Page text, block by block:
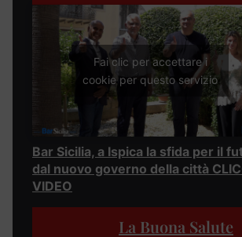
Fai clic per accettare i
cookie per questo servizio
Bar Sicilia, a Ispica la sfida per il
dal nuovo governo della città
VIDEO
La Buona Salute